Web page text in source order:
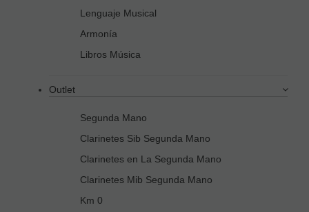
Lenguaje Musical
Armonía
Libros Música
Outlet
Segunda Mano
Clarinetes Sib Segunda Mano
Clarinetes en La Segunda Mano
Clarinetes Mib Segunda Mano
Km 0